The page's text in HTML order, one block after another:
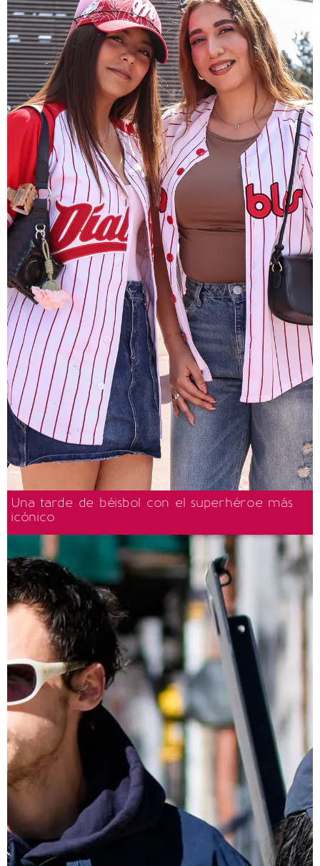
Una tarde de béisbol con el superhéroe más
icónico